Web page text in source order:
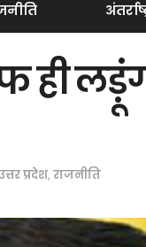
प्रदेश, राजनीति